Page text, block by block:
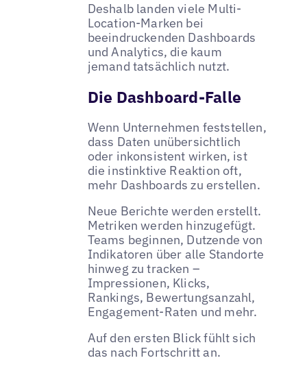
Deshalb landen viele Multi-
Location-Marken bei
beeindruckenden Dashboards
und Analytics, die kaum
jemand tatsächlich nutzt.
Die Dashboard-Falle
Wenn Unternehmen feststellen,
dass Daten unübersichtlich
oder inkonsistent wirken, ist
die instinktive Reaktion oft,
mehr Dashboards zu erstellen.
Neue Berichte werden erstellt.
Metriken werden hinzugefügt.
Teams beginnen, Dutzende von
Indikatoren über alle Standorte
hinweg zu tracken –
Impressionen, Klicks,
Rankings, Bewertungsanzahl,
Engagement-Raten und mehr.
Auf den ersten Blick fühlt sich
das nach Fortschritt an.